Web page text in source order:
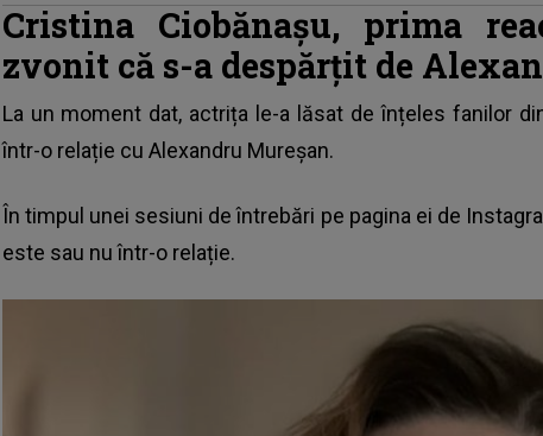
Cristina Ciobănașu, prima
zvonit că s-a despărțit de
La un moment dat, actrița le-a lăsat de înțeles fanilor
într-o relație cu Alexandru Mureșan.
În timpul unei sesiuni de întrebări pe pagina ei de
este sau nu într-o relație.